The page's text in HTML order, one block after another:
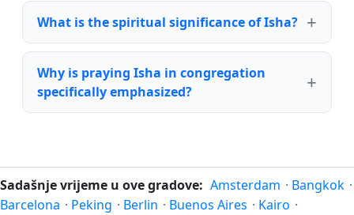
What is the spiritual significance of Isha?
Why is praying Isha in congregation
specifically emphasized?
Sadašnje vrijeme u ove gradove: Amsterdam · Bangkok ·
Barcelona · Peking · Berlin · Buenos Aires · Kairo ·